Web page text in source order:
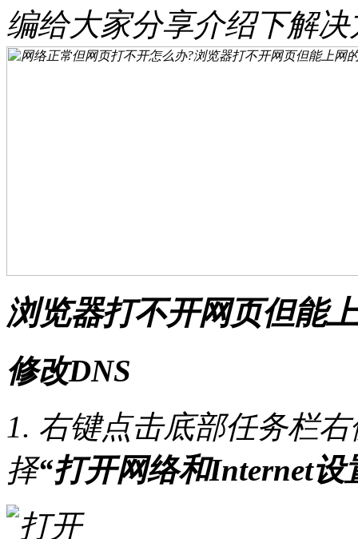
编给大家分享介绍下解决
浏览器打不开网页但能
修改DNS
1. 右键点击底部任务栏
择“打开网络和Internet设